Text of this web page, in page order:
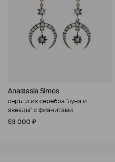
Anastasia Simes
серьги из серебра "луна и
звезды" с фианитами
53 000 ₽